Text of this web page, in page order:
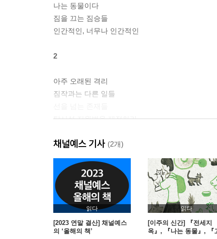
나는 동물이다
짐을 끄는 짐승들
인간적인, 너무나 인간적인
2
아주 오래된 격리
짐작과는 다른 일들
탈시설 지원법을 제정하라
닭을 실은 트럭
아무도 미워하지 않는 개의 죽음
영랑호를 그대로
장애인 시설 폐쇄법이 필요하다
슬픔이 하는 일
자기 몫의 숙제
싸우는 인간의 탄생
혼자 극복하지 않아도 된다는 믿음
채널예스 기사 (2개)
읽다
[2023 연말 결산] 채널예스
의 ‘올해의 책’
읽다
[이주의 신간] 『전세지
옥』, 『나는 동물』, 『